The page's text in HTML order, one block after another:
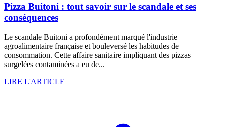
Pizza Buitoni : tout savoir sur le scandale et ses
conséquences
Le scandale Buitoni a profondément marqué l'industrie
agroalimentaire française et bouleversé les habitudes de
consommation. Cette affaire sanitaire impliquant des pizzas
surgelées contaminées a eu de...
LIRE L'ARTICLE